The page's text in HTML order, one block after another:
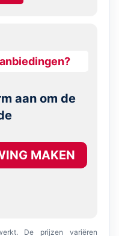
aan om de
MAKEN
De prijzen variëren